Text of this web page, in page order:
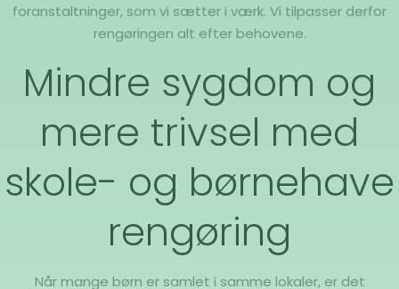
foranstaltninger, som vi sætter i værk. Vi tilpasser derfor
rengøringen alt efter behovene.
Mindre sygdom og
mere trivsel med
skole- og børnehave
rengøring
Når mange børn er samlet i samme lokaler, er det